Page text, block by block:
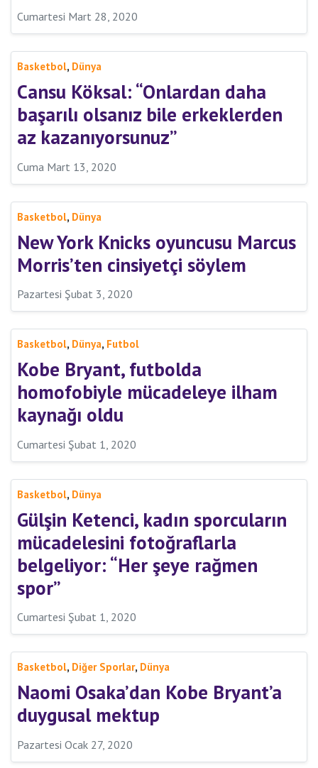
Cumartesi Mart 28, 2020
Basketbol, Dünya
Cansu Köksal: “Onlardan daha
başarılı olsanız bile erkeklerden
az kazanıyorsunuz”
Cuma Mart 13, 2020
Basketbol, Dünya
New York Knicks oyuncusu Marcus
Morris’ten cinsiyetçi söylem
Pazartesi Şubat 3, 2020
Basketbol, Dünya, Futbol
Kobe Bryant, futbolda
homofobiyle mücadeleye ilham
kaynağı oldu
Cumartesi Şubat 1, 2020
Basketbol, Dünya
Gülşin Ketenci, kadın sporcuların
mücadelesini fotoğraflarla
belgeliyor: “Her şeye rağmen
spor”
Cumartesi Şubat 1, 2020
Basketbol, Diğer Sporlar, Dünya
Naomi Osaka’dan Kobe Bryant’a
duygusal mektup
Pazartesi Ocak 27, 2020